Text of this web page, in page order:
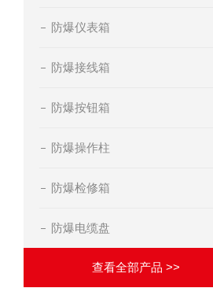
防爆仪表箱
防爆接线箱
防爆按钮箱
防爆操作柱
防爆检修箱
防爆电缆盘
查看全部产品 >>